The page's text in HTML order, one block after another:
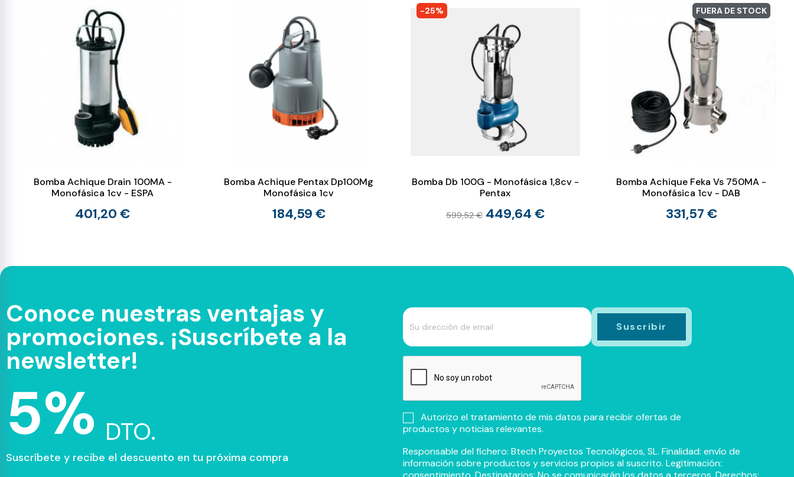
Bomba Achique Drain 100MA -
Monofásica 1cv - ESPA
401,20 €
Bomba Achique Pentax Dp100Mg
Monofásica 1cv
184,59 €
-25%
Bomba Db 100G - Monofásica 1,8cv -
Pentax
599,52 € 449,64 €
FUERA DE STOCK
Bomba Achique Feka Vs 750MA -
Monofásica 1cv - DAB
331,57 €
Conoce nuestras ventajas y
promociones. ¡Suscríbete a la
newsletter!
5% DTO.
Suscríbete y recibe el descuento en tu próxima compra
Autorizo el tratamiento de mis datos para recibir ofertas de
productos y noticias relevantes.
Responsable del fichero: Btech Proyectos Tecnológicos, SL. Finalidad: envío de
información sobre productos y servicios propios al suscrito. Legitimación: